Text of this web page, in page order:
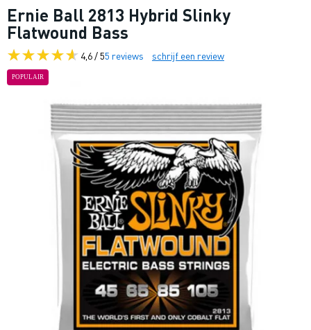
Ernie Ball 2813 Hybrid Slinky
Flatwound Bass
4,6 / 55 reviews schrijf een review
POPULAIR